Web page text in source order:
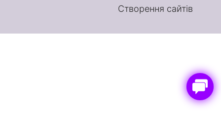
Створення сайтів